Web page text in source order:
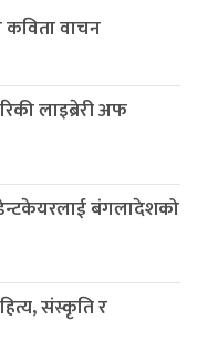
कविता वाचन
लाइब्रेरी अफ
बंगलादेशको
संस्कृति र